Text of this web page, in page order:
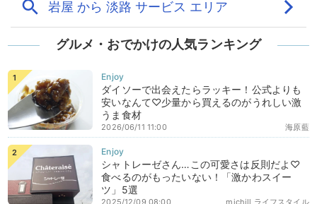
グルメ・おでかけの人気ランキング
ダイソーで出会えたらラッキー！公式よりも
安いなんて♡少量から買えるのがうれしい激
うま食材
海原藍
2026/06/11 11:00
シャトレーゼさん…この可愛さは反則だよ♡
食べるのがもったいない！「激かわスイー
ツ」5選
michill ライフスタイル
2025/12/09 08:00